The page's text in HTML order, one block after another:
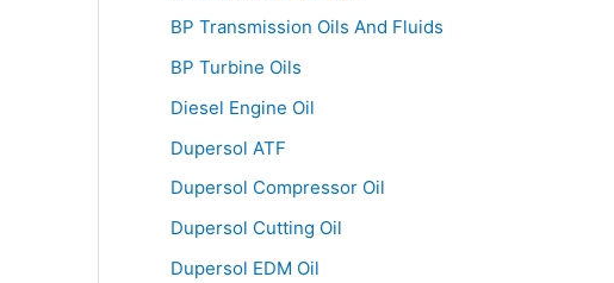
BP Transmission Oils And Fluids
BP Turbine Oils
Diesel Engine Oil
Dupersol ATF
Dupersol Compressor Oil
Dupersol Cutting Oil
Dupersol EDM Oil